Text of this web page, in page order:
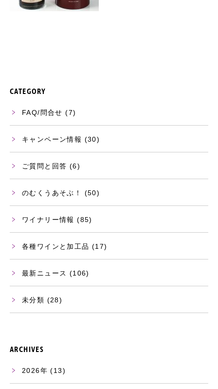
CATEGORY
FAQ/問合せ (7)
キャンペーン情報 (30)
ご質問と回答 (6)
のむくうあそぶ！ (50)
ワイナリー情報 (85)
各種ワインと加工品 (17)
最新ニュース (106)
未分類 (28)
ARCHIVES
2026 (13)